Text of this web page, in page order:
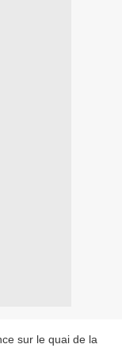
sur le quai de la